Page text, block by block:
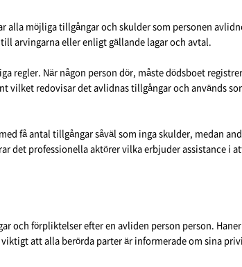
möjliga tillgångar och skulder som personen
arvingarna eller enligt gällande lagar och avtal.
regler. När någon person dör, måste dödsboet
redovisar det avlidnas tillgångar och används
få antal tillgångar såväl som inga skulder, medan
det professionella aktörer vilka erbjuder assistance i
och förpliktelser efter en avliden person person.
att alla berörda parter är informerade om sina